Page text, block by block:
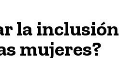
la inclusión
mujeres?